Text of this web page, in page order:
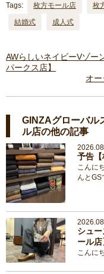
Tags: 枚方モール店 枚
結婚式
成人式
AWらしいネイビーVゾー
パークス店】
オ
GINZAグローバル
ル店の他の記事
予告【
こんに
んとGS
シュ
ール店
こんに